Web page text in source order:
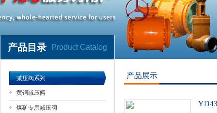
产品目录 Product Catalog
减压阀系列
黄铜减压阀
煤矿专用减压阀
产品展示